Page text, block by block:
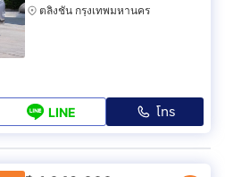
ตลิ่งชัน กรุงเทพมหานคร
LINE โทร